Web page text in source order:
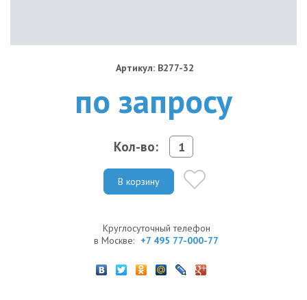
Артикул: B277-32
по запросу
Кол-во:
В корзину
Круглосуточный телефон
в Москве: +7 495 77-000-77